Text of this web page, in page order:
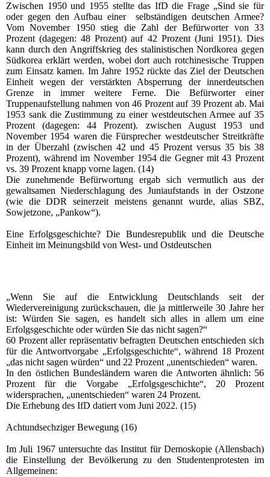
Zwischen 1950 und 1955 stellte das IfD die Frage „Sind sie für
oder gegen den Aufbau einer selbständigen deutschen Armee?
Vom November 1950 stieg die Zahl der Befürworter von 33
Prozent (dagegen: 48 Prozent) auf 42 Prozent (Juni 1951). Dies
kann durch den Angriffskrieg des stalinistischen Nordkorea gegen
Südkorea erklärt werden, wobei dort auch rotchinesische Truppen
zum Einsatz kamen. Im Jahre 1952 rückte das Ziel der Deutschen
Einheit wegen der verstärkten Absperrung der innerdeutschen
Grenze in immer weitere Ferne. Die Befürworter einer
Truppenaufstellung nahmen von 46 Prozent auf 39 Prozent ab. Mai
1953 sank die Zustimmung zu einer westdeutschen Armee auf 35
Prozent (dagegen: 44 Prozent). zwischen August 1953 und
November 1954 waren die Fürsprecher westdeutscher Streitkräfte
in der Überzahl (zwischen 42 und 45 Prozent versus 35 bis 38
Prozent), während im November 1954 die Gegner mit 43 Prozent
vs. 39 Prozent knapp vorne lagen. (14)
Die zunehmende Befürwortung ergab sich vermutlich aus der
gewaltsamen Niederschlagung des Juniaufstands in der Ostzone
(wie die DDR seinerzeit meistens genannt wurde, alias SBZ,
Sowjetzone, „Pankow“).
Eine Erfolgsgeschichte? Die Bundesrepublik und die Deutsche
Einheit im Meinungsbild von West- und Ostdeutschen
„Wenn Sie auf die Entwicklung Deutschlands seit der
Wiedervereinigung zurückschauen, die ja mittlerweile 30 Jahre her
ist: Würden Sie sagen, es handelt sich alles in allem um eine
Erfolgsgeschichte oder würden Sie das nicht sagen?“
60 Prozent aller repräsentativ befragten Deutschen entschieden sich
für die Antwortvorgabe „Erfolgsgeschichte“, während 18 Prozent
„das nicht sagen würden“ und 22 Prozent „unentschieden“ waren.
In den östlichen Bundesländern waren die Antworten ähnlich: 56
Prozent für die Vorgabe „Erfolgsgeschichte“, 20 Prozent
widersprachen, „unentschieden“ waren 24 Prozent.
Die Erhebung des IfD datiert vom Juni 2022. (15)
Achtundsechziger Bewegung (16)
Im Juli 1967 untersuchte das Institut für Demoskopie (Allensbach)
die Einstellung der Bevölkerung zu den Studentenprotesten im
Allgemeinen: